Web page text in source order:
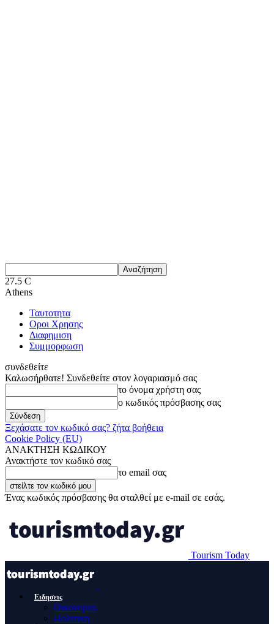
27.5 C
Athens
Ταυτοτητα
Οροι Χρησης
Διαφημιση
Συμμορφωση
συνδεθείτε
Καλωσήρθατε! Συνδεθείτε στον λογαριασμό σας
το όνομα χρήστη σας
ο κωδικός πρόσβασης σας
Ξεχάσατε τον κωδικό σας? ζήτα βοήθεια
Cookie Policy (EU)
ΑΝΑΚΤΗΣΗ ΚΩΔΙΚΟΥ
Ανακτήστε τον κωδικό σας
το email σας
Ένας κωδικός πρόσβασης θα σταλθεί με e-mail σε εσάς.
Tourism Today
Ειδησεις
Οικονομια
Πολιτικη